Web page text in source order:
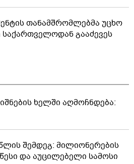
თანამშრომლებმა უცხო
საქართველოდან გააძევეს
ხელში აღმოჩნდება:
შემდეგ: მილიონერების
და აუცილებელი სამოსი